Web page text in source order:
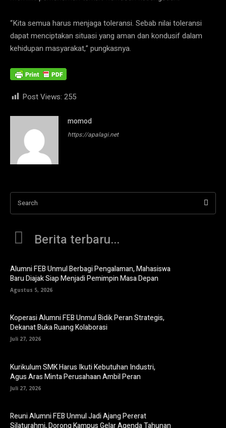
“Kita semua harus menjaga toleransi. Sebab nilai toleransi
dapat menciptakan situasi yang aman dan kondusif dalam
kehidupan masyarakat,” pungkasnya.
Post Views: 255
momod
https://apalagi.net
Search
Berita terbaru...
Alumni FEB Unmul Berbagi Pengalaman, Mahasiswa
Baru Diajak Siap Menjadi Pemimpin Masa Depan
Agustus 5, 2026
Koperasi Alumni FEB Unmul Bidik Peran Strategis,
Dekanat Buka Ruang Kolaborasi
Juli 27, 2026
Kurikulum SMK Harus Ikuti Kebutuhan Industri,
Agus Aras Minta Perusahaan Ambil Peran
Juli 27, 2026
Reuni Alumni FEB Unmul Jadi Ajang Pererat
Silaturahmi, Dorong Kampus Gelar Agenda Tahunan